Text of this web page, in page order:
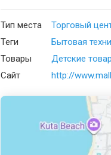
Тип места Торговый
Теги
Бытовая
Товары
Детские
Сайт
http://